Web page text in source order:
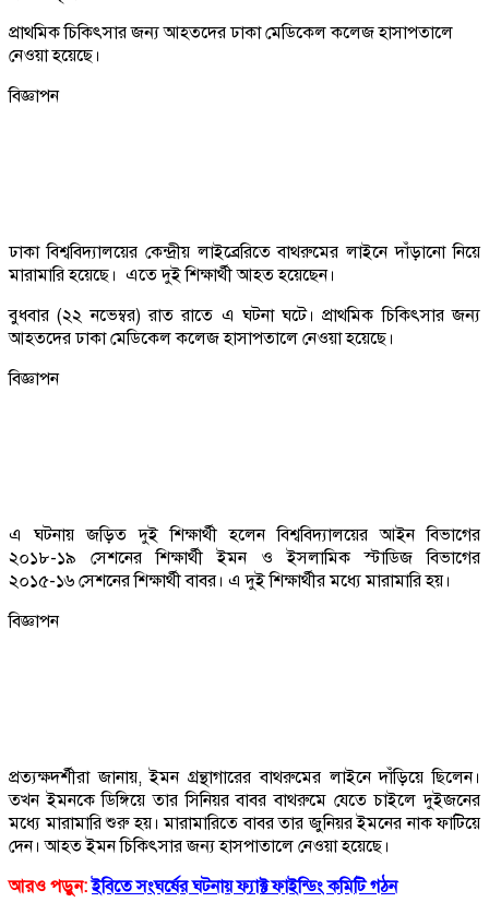
প্রাথমিক চিকিৎসার জন্য আহতদের ঢাকা মেডিকেল কলেজ হাসাপতালে
নেওয়া হয়েছে।
বিজ্ঞাপন
ঢাকা বিশ্ববিদ্যালয়ের কেন্দ্রীয় লাইব্রেরিতে বাথরুমের লাইনে দাঁড়ানো নিয়ে
মারামারি হয়েছে। এতে দুই শিক্ষার্থী আহত হয়েছেন।
বুধবার (২২ নভেম্বর) রাত রাতে এ ঘটনা ঘটে। প্রাথমিক চিকিৎসার জন্য
আহতদের ঢাকা মেডিকেল কলেজ হাসাপতালে নেওয়া হয়েছে।
বিজ্ঞাপন
এ ঘটনায় জড়িত দুই শিক্ষার্থী হলেন বিশ্ববিদ্যালয়ের আইন বিভাগের
২০১৮-১৯ সেশনের শিক্ষার্থী ইমন ও ইসলামিক স্টাডিজ বিভাগের
২০১৫-১৬ সেশনের শিক্ষার্থী বাবর। এ দুই শিক্ষার্থীর মধ্যে মারামারি হয়।
বিজ্ঞাপন
প্রত্যক্ষদর্শীরা জানায়, ইমন গ্রন্থাগারের বাথরুমের লাইনে দাঁড়িয়ে ছিলেন।
তখন ইমনকে ডিঙ্গিয়ে তার সিনিয়র বাবর বাথরুমে যেতে চাইলে দুইজনের
মধ্যে মারামারি শুরু হয়। মারামারিতে বাবর তার জুনিয়র ইমনের নাক ফাটিয়ে
দেন। আহত ইমন চিকিৎসার জন্য হাসপাতালে নেওয়া হয়েছে।
আরও পড়ুন:ইবিতে সংঘর্ষের ঘটনায় ফ্যাক্ট ফাইন্ডিং কমিটি গঠন